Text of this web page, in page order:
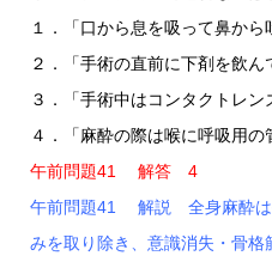
１．「口から息を吸って鼻から
２．「手術の直前に下剤を飲ん
３．「手術中はコンタクトレン
４．「麻酔の際は喉に呼吸用の
午前問題41 解答 4
午前問題41 解説 全身麻酔は
みを取り除き、意識消失・骨